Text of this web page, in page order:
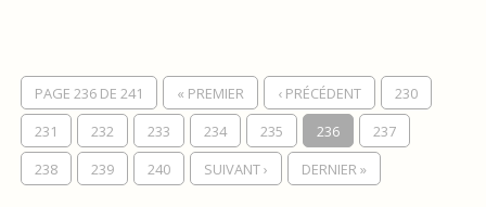
PAGE 236 DE 241 « PREMIER ‹ PRÉCÉDENT
230
231
232 233 234 235 236
237
238
239 240 SUIVANT › DERNIER »